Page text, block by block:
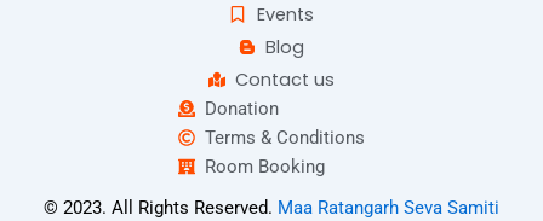
Events
Blog
Contact us
Donation
Terms & Conditions
Room Booking
© 2023. All Rights Reserved. Maa Ratangarh Seva Samiti